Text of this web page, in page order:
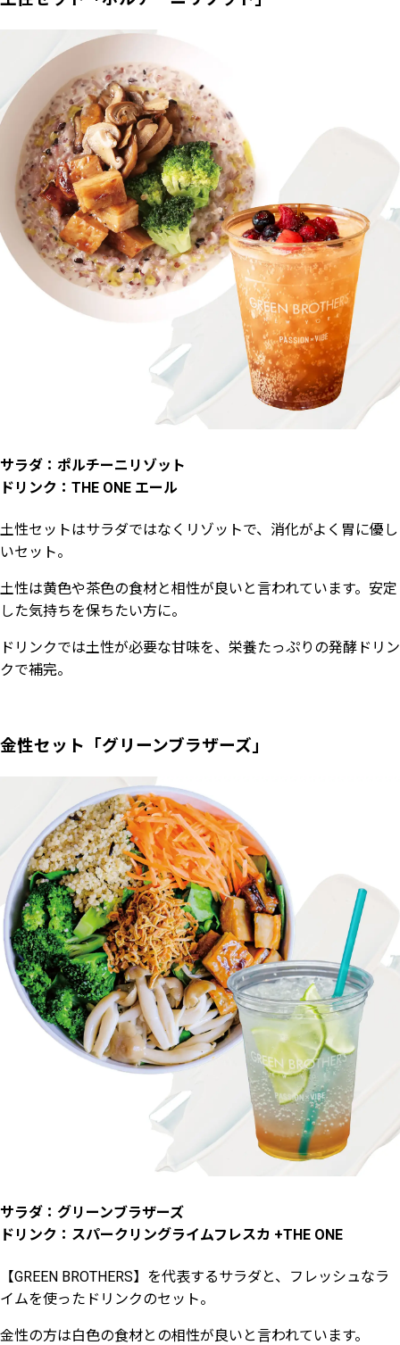
サラダ：ポルチーニリゾット
ドリンク：THE ONE エール
土性セットはサラダではなくリゾットで、消化がよく胃に優し
いセット。
土性は黄色や茶色の食材と相性が良いと言われています。安定
した気持ちを保ちたい方に。
ドリンクでは土性が必要な甘味を、栄養たっぷりの発酵ドリン
クで補完。
金性セット「グリーンブラザーズ」
サラダ：グリーンブラザーズ
ドリンク：スパークリングライムフレスカ +THE ONE
【GREEN BROTHERS】を代表するサラダと、フレッシュなラ
イムを使ったドリンクのセット。
金性の方は白色の食材との相性が良いと言われています。